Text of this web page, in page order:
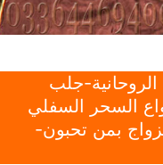
جلب
السحر السفلي
بمن تحبون-